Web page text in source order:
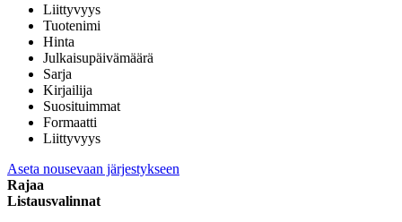
Liittyvyys
Tuotenimi
Hinta
Julkaisupäivämäärä
Sarja
Kirjailija
Suosituimmat
Formaatti
Liittyvyys
Aseta nousevaan järjestykseen
Rajaa
Listausvalinnat